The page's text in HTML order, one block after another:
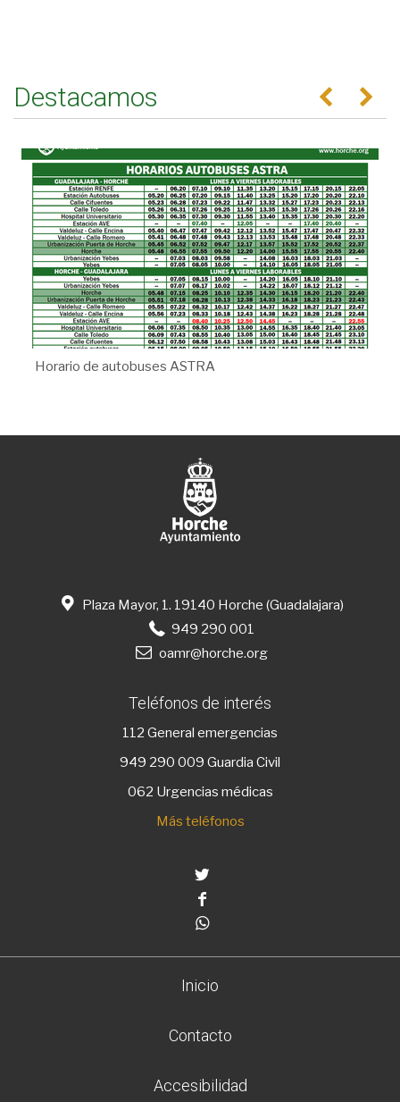
Destacamos Anterior
Horario de autobuses ASTRA
Plaza Mayor, 1. 19140 Horche (Guadalajara)
949 290 001
oamr@horche.org
Teléfonos de interés
112 General emergencias
949 290 009 Guardia Civil
062 Urgencias médicas
Más teléfonos
Inicio
Contacto
Accesibilidad